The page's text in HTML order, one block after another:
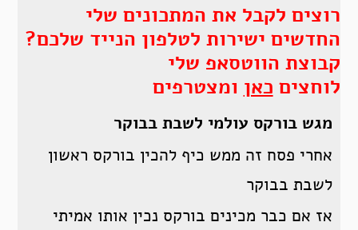
רוצים לקבל את המתכונים שלי
החדשים ישירות לטלפון הנייד שלכם?
קבוצת הווטסאפ שלי
לוחצים כאן ומצטרפים
מגש בורקס עולמי לשבת בבוקר
אחרי פסח זה ממש כיף להכין בורקס ראשון
לשבת בבוקר
אז אם כבר מכינים בורקס נכין אותו אמיתי